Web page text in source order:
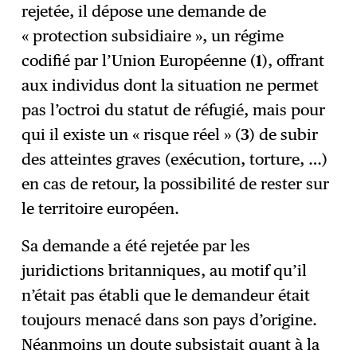
rejetée, il dépose une demande de
« protection subsidiaire », un régime
codifié par l’Union Européenne (1), offrant
aux individus dont la situation ne permet
pas l’octroi du statut de réfugié, mais pour
qui il existe un « risque réel » (3) de subir
des atteintes graves (exécution, torture, …)
en cas de retour, la possibilité de rester sur
le territoire européen.
Sa demande a été rejetée par les
juridictions britanniques, au motif qu’il
n’était pas établi que le demandeur était
toujours menacé dans son pays d’origine.
Néanmoins un doute subsistait quant à la